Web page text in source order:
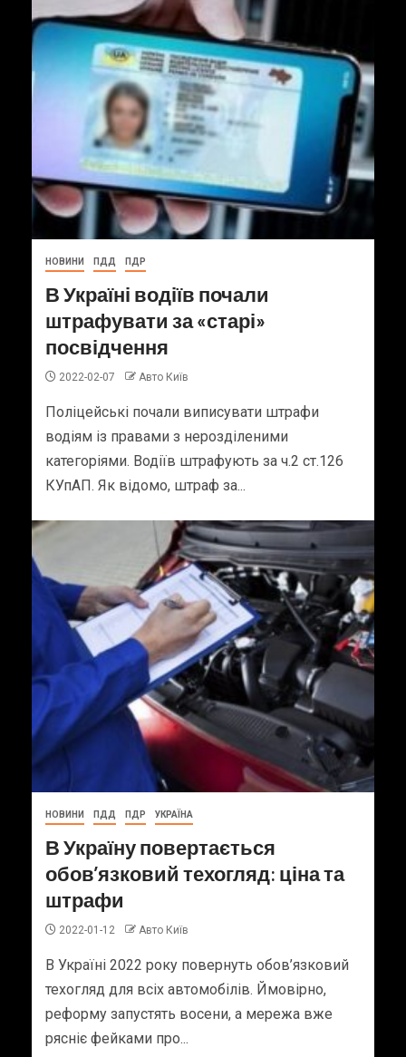
НОВИНИ ПДД ПДР
В Україні водіїв почали
штрафувати за «старі»
посвідчення
2022-02-07 Авто Київ
Поліцейські почали виписувати штрафи
водіям із правами з нерозділеними
категоріями. Водіїв штрафують за ч.2 ст.126
КУпАП. Як відомо, штраф за...
НОВИНИ ПДД ПДР УКРАЇНА
В Україну повертається
обов’язковий техогляд: ціна та
штрафи
2022-01-12 Авто Київ
В Україні 2022 року повернуть обов’язковий
техогляд для всіх автомобілів. Ймовірно,
реформу запустять восени, а мережа вже
рясніє фейками про...